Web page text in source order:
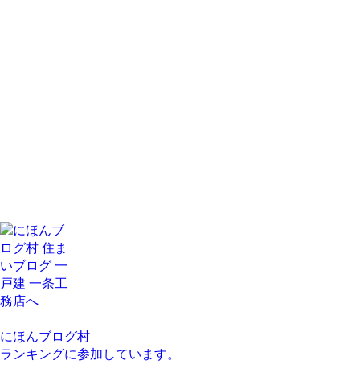
にほんブログ村
ランキングに参加しています。